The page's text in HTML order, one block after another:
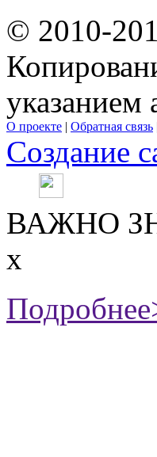
© 2010-
указанием
О проекте | Обратная связь
Создание
ВАЖНО
х